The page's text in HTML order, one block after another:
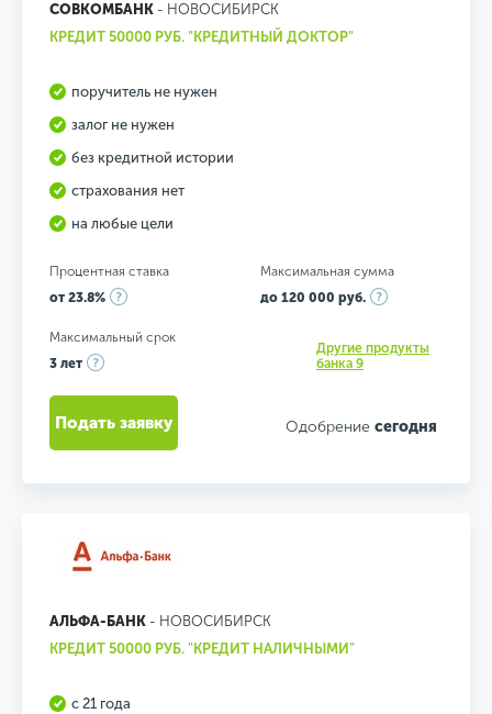
СОВКОМБАНК - НОВОСИБИРСК
КРЕДИТ 50000 РУБ. "КРЕДИТНЫЙ ДОКТОР"
поручитель не нужен
залог не нужен
без кредитной истории
страхования нет
на любые цели
Процентная ставка
от 23.8%
Максимальная сумма
до 120 000 руб.
Максимальный срок
3 лет
Другие продукты
банка 9
Одобрение сегодня
Подать заявку
АЛЬФА-БАНК - НОВОСИБИРСК
КРЕДИТ 50000 РУБ. "КРЕДИТ НАЛИЧНЫМИ"
с 21 года